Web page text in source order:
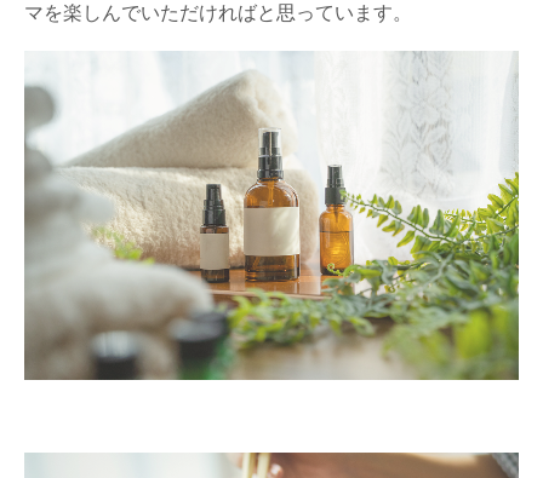
マを楽しんでいただければと思っています。